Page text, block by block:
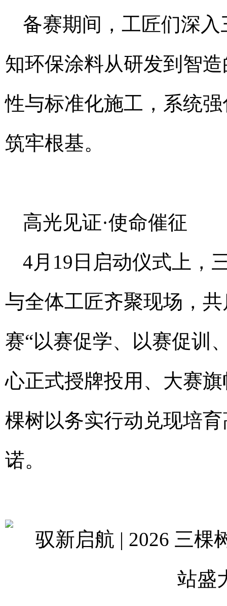
备赛期间，工匠们深
知环保涂料从研发到智
性与标准化施工，系统
筑牢根基。
高光见证·使命催征
4月19日启动仪式上，
与全体工匠齐聚现场，
赛“以赛促学、以赛促训
心正式授牌投用、大赛
棵树以务实行动兑现培
诺。